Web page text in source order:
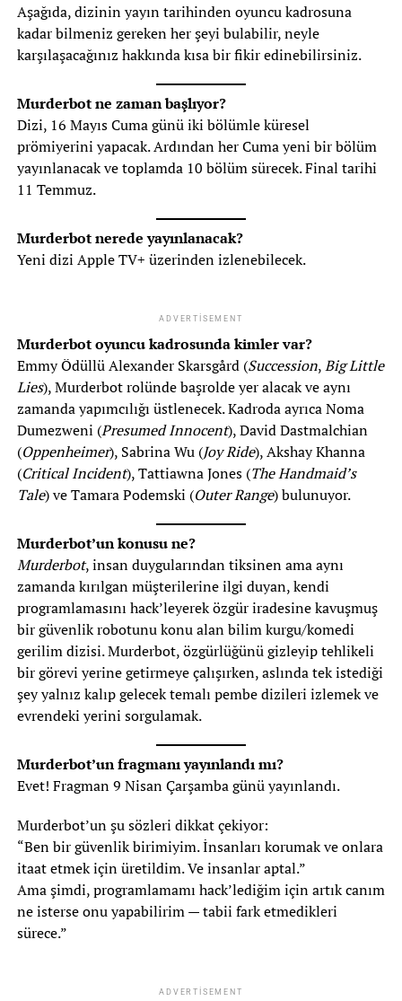
Aşağıda, dizinin yayın tarihinden oyuncu kadrosuna
kadar bilmeniz gereken her şeyi bulabilir, neyle
karşılaşacağınız hakkında kısa bir fikir edinebilirsiniz.
Murderbot ne zaman başlıyor?
Dizi, 16 Mayıs Cuma günü iki bölümle küresel
prömiyerini yapacak. Ardından her Cuma yeni bir bölüm
yayınlanacak ve toplamda 10 bölüm sürecek. Final tarihi
11 Temmuz.
Murderbot nerede yayınlanacak?
Yeni dizi Apple TV+ üzerinden izlenebilecek.
ADVERTISEMENT
Murderbot oyuncu kadrosunda kimler var?
Emmy Ödüllü Alexander Skarsgård (Succession,Big Little
Lies), Murderbot rolünde başrolde yer alacak ve aynı
zamanda yapımcılığı üstlenecek. Kadroda ayrıca Noma
Dumezweni (Presumed Innocent), David Dastmalchian
(Oppenheimer), Sabrina Wu (Joy Ride), Akshay Khanna
(Critical Incident), Tattiawna Jones (The Handmaid’s
Tale) ve Tamara Podemski (Outer Range) bulunuyor.
Murderbot’un konusu ne?
Murderbot, insan duygularından tiksinen ama aynı
zamanda kırılgan müşterilerine ilgi duyan, kendi
programlamasını hack’leyerek özgür iradesine kavuşmuş
bir güvenlik robotunu konu alan bilim kurgu/komedi
gerilim dizisi. Murderbot, özgürlüğünü gizleyip tehlikeli
bir görevi yerine getirmeye çalışırken, aslında tek istediği
şey yalnız kalıp gelecek temalı pembe dizileri izlemek ve
evrendeki yerini sorgulamak.
Murderbot’un fragmanı yayınlandı mı?
Evet! Fragman 9 Nisan Çarşamba günü yayınlandı.
Murderbot’un şu sözleri dikkat çekiyor:
“Ben bir güvenlik birimiyim. İnsanları korumak ve onlara
itaat etmek için üretildim. Ve insanlar aptal.”
Ama şimdi, programlamamı hack’lediğim için artık canım
ne isterse onu yapabilirim — tabii fark etmedikleri
sürece.”
ADVERTISEMENT